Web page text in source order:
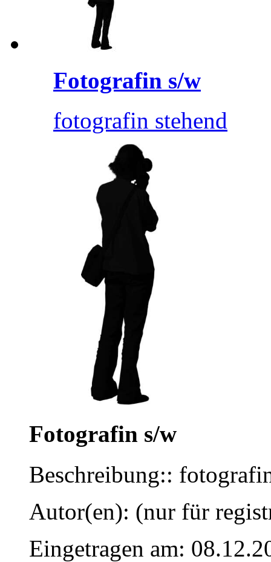
Fotografin s/w
fotografin stehend
Fotografin s/w
Beschreibung::
Autor(en): (nur für
Eingetragen am: